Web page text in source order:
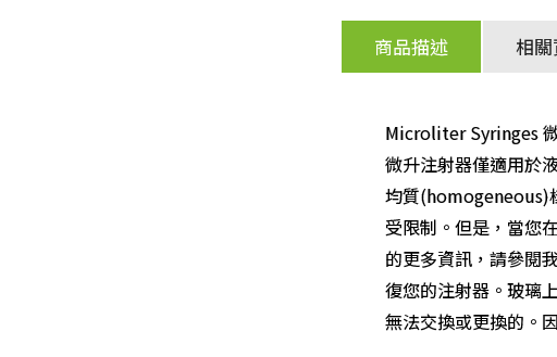
商品描述 相
Microliter Syringes
微升注射器僅適用於
均質(homogeneous)
受限制。但是，當您
的更多資訊，請參閱
復您的注射器。玻璃
無法交換或更換的。